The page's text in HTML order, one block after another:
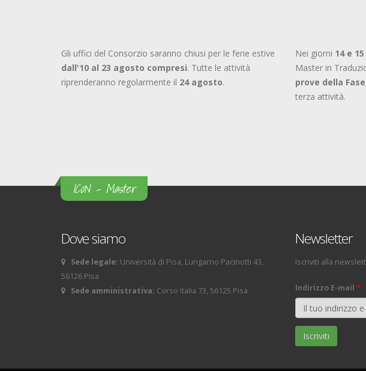
Gli uffici del Consorzio saranno chiusi per le ferie estive
dall'10 al 23 agosto compresi. Tutte le attività
riprenderanno regolarmente il 24 agosto.
Nei giorni 14 e
Master in
prove della
terza attività.
ICoN - Master
Dove siamo
Sede legale: Università di Pisa, Lungarno Pacinotti 43,
56126 Pisa
Sede amministrativa: Corso Italia 73, 56125 Pisa
Newsletter
Iscriviti alla
Indirizzo E-mail *